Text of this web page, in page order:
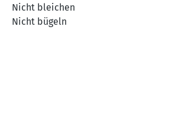
Nicht bleichen
Nicht bügeln